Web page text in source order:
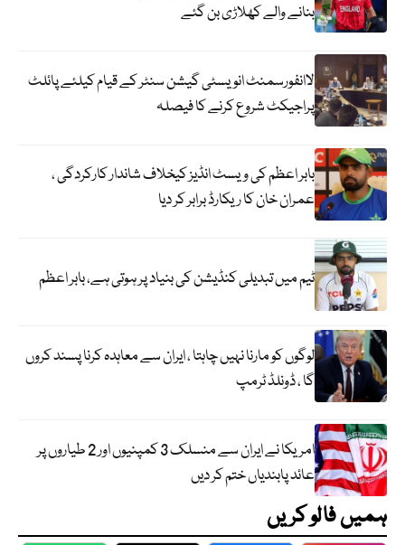
بنانے والے کھلاڑی بن گئے
لاانفورسمنٹ انویسٹی گیشن سنٹر کے قیام کیلئے پائلٹ
پراجیکٹ شروع کرنے کا فیصلہ
بابر اعظم کی ویسٹ انڈیز کیخلاف شاندار کارکردگی ،
عمران خان کا ریکارڈ برابر کر دیا
ٹیم میں تبدیلی کنڈیشن کی بنیاد پر ہوتی ہے، بابر اعظم
لوگوں کو مارنا نہیں چاہتا ، ایران سے معاہدہ کرنا پسند کروں
گا ، ڈونلڈ ٹرمپ
امریکا نے ایران سے منسلک 3 کمپنیوں اور 2 طیاروں پر
عائد پابندیاں ختم کر دیں
ہمیں فالو کریں